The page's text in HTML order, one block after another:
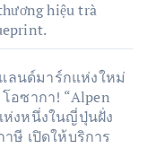
hiệu trà
ลนด์มาร์กแห่งใหม่
อซากา! “Alpen
ห่งหนึ่งในญี่ปุ่นฝั่ง
ษี เปิดให้บริการ